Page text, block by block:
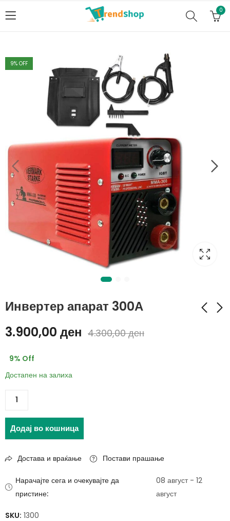
0
9% OFF
Инвертер апарат 300А
3.900,00 ден 4.300,00ден
9% Off
Достапен на залиха
Додај во кошница
Достава и враќање Постави прашање
Нарачајте сега и очекувајте да
пристине:
08 август - 12
август
SKU: 1300